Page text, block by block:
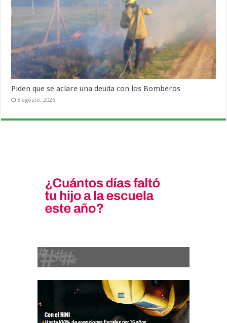
Piden que se aclare una deuda con los Bomberos
5 agosto, 2026